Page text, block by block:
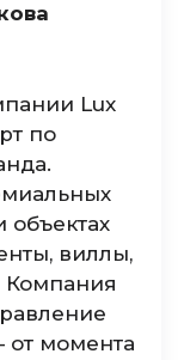
Lux
по
объектах
виллы,
Компания
момента